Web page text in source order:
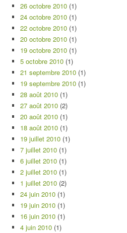
26 octobre 2010 (1)
24 octobre 2010 (1)
22 octobre 2010 (1)
20 octobre 2010 (1)
19 octobre 2010 (1)
5 octobre 2010 (1)
21 septembre 2010 (1)
19 septembre 2010 (1)
28 août 2010 (1)
27 août 2010 (2)
20 août 2010 (1)
18 août 2010 (1)
19 juillet 2010 (1)
7 juillet 2010 (1)
6 juillet 2010 (1)
2 juillet 2010 (1)
1 juillet 2010 (2)
24 juin 2010 (1)
19 juin 2010 (1)
16 juin 2010 (1)
4 juin 2010 (1)